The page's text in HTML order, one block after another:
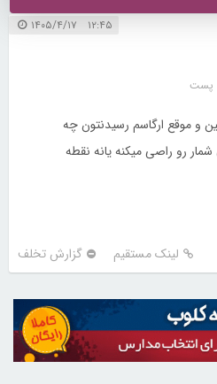
۱۲:۴۵ ۱۴۰۵/۴/۱۷
و موقع ارگاسم رسیدنتون چه
رو راصی میکنه یانه نقطه
لینک مستقیم گزارش تخلف